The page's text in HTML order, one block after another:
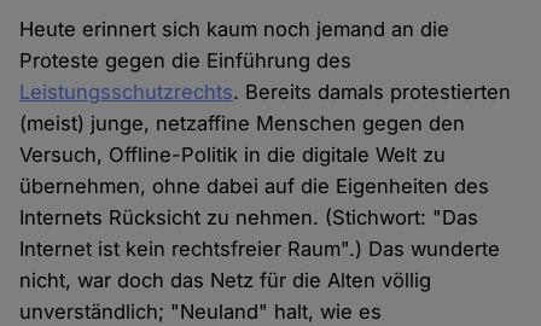
Heute erinnert sich kaum noch jemand an die
Proteste gegen die Einführung des
Leistungsschutzrechts. Bereits damals protestierten
(meist) junge, netzaffine Menschen gegen den
Versuch, Offline-Politik in die digitale Welt zu
übernehmen, ohne dabei auf die Eigenheiten des
Internets Rücksicht zu nehmen. (Stichwort: "Das
Internet ist kein rechtsfreier Raum".) Das wunderte
nicht, war doch das Netz für die Alten völlig
unverständlich; "Neuland" halt, wie es